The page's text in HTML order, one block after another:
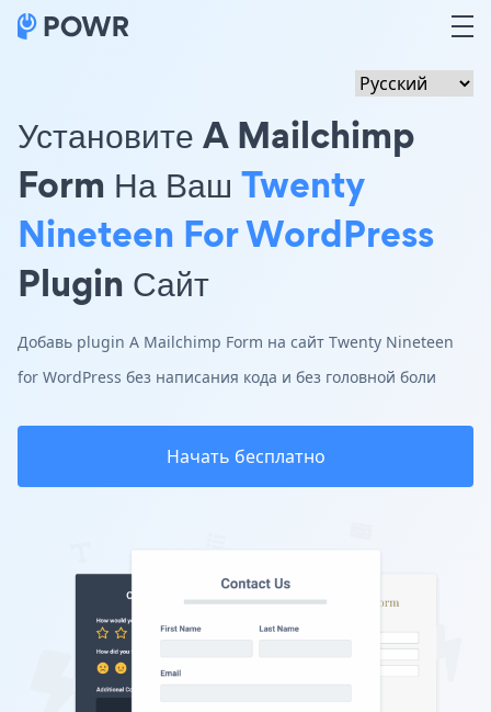
Установите A Mailchimp
Form На Ваш Twenty
Nineteen For WordPress
Plugin Сайт
Добавь plugin A Mailchimp Form на сайт Twenty Nineteen
for WordPress без написания кода и без головной боли
Начать бесплатно